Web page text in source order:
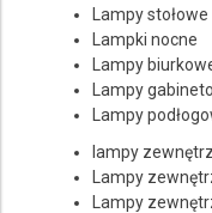
Lampy stołowe
Lampki nocne
Lampy
Lampy
Lampy
lampy
Lampy
Lampy